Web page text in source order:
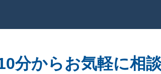
分からお気軽に相